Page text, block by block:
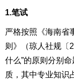
1.笔试
严格按照《海南省
则》
（琼人社规〔
什么”的原则分别命
质，其中专业知识